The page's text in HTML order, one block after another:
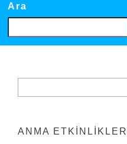
Ara
ANMA ETKINLIKLERI